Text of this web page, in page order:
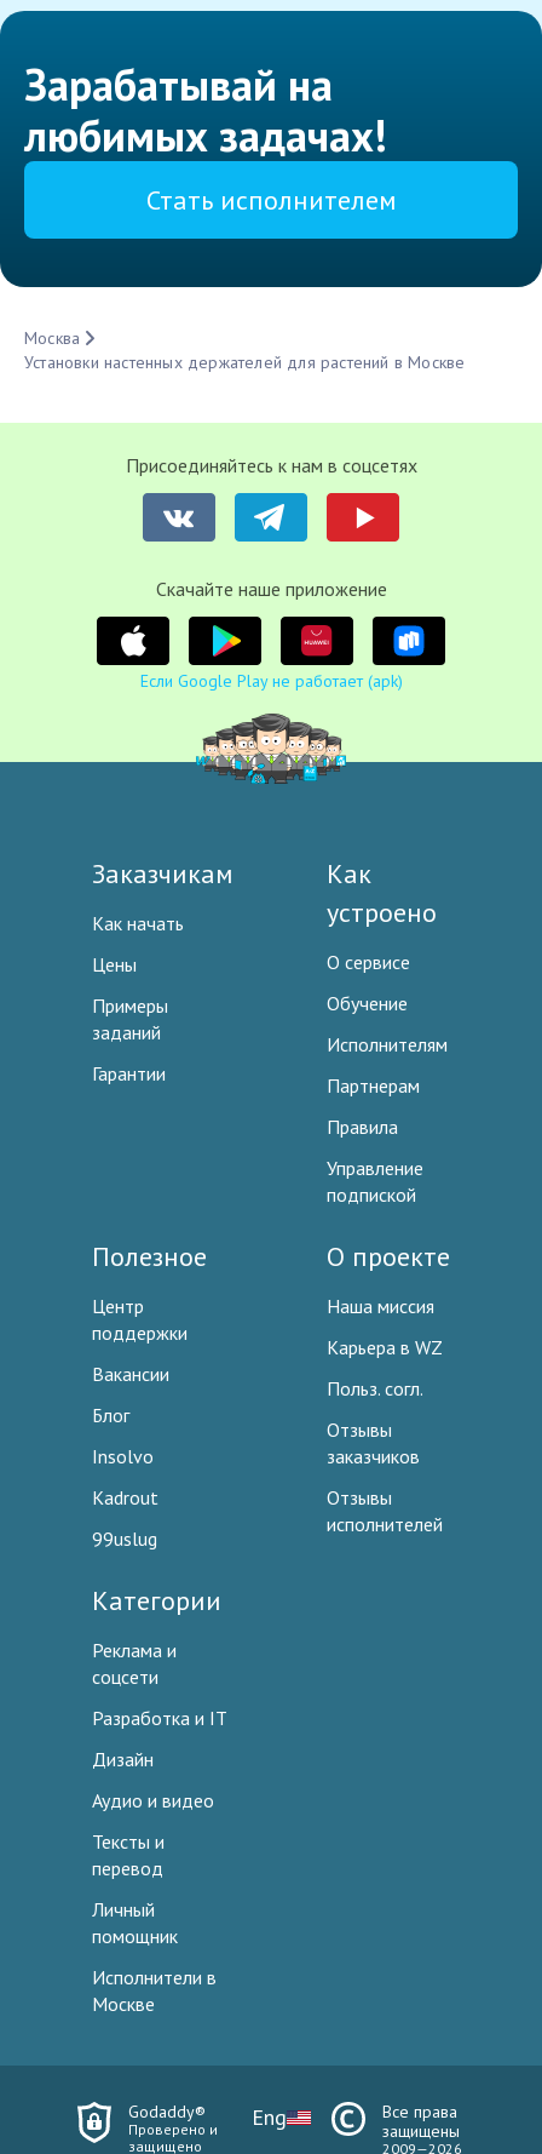
Зарабатывай на
любимых задачах!
Стать исполнителем
Москва
Установки настенных держателей для растений в Москве
Присоединяйтесь к нам в соцсетях
Cкачайте наше приложение
Если Google Play не работает (apk)
Заказчикам
Как начать
Цены
Примеры
заданий
Гарантии
Как
устроено
О сервисе
Обучение
Исполнителям
Партнерам
Правила
Управление
подпиской
Полезное
Центр
поддержки
Вакансии
Блог
Insolvo
Kadrout
99uslug
О проекте
Наша миссия
Карьера в WZ
Польз. согл.
Отзывы
заказчиков
Отзывы
исполнителей
Категории
Реклама и
соцсети
Разработка и IT
Дизайн
Аудио и видео
Тексты и
перевод
Личный
помощник
Исполнители в
Москве
Godaddy®
Проверено и
защищено
Eng
Все права
защищены
2009—2026